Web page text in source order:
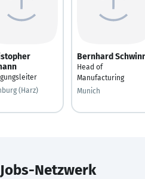
(Harz)
Bernhard
Head of
Manufacturing
Munich
Netzwerk